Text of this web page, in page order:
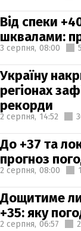
Від спеки
шквалами:
3 серпня, 08:00
Україну
регіонах
рекорди
2 серпня, 14:52
До +37 та
прогноз
2 серпня, 08:00
Дощитиме
+35: яку
2 серпня, 06:57